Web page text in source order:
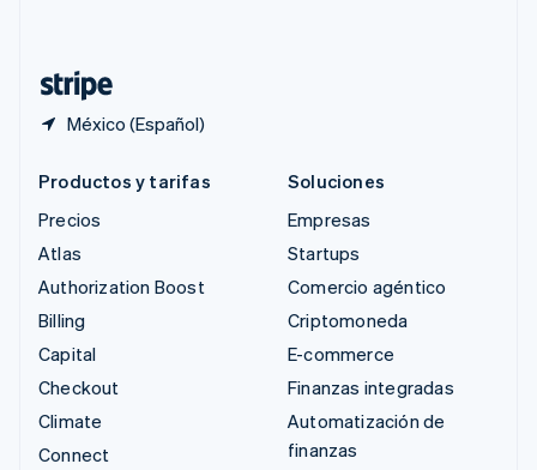
México (Español)
Productos y tarifas
Precios
Atlas
Authorization Boost
Billing
Capital
Checkout
Climate
Connect
Soluciones
Empresas
Startups
Comercio agéntico
Criptomoneda
E-commerce
Finanzas integradas
Automatización de
finanzas